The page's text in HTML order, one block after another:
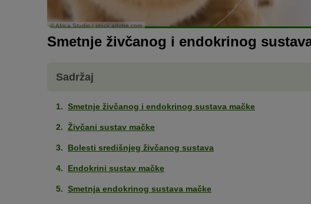
© Africa Studio / stock.adobe.com
Smetnje živčanog i endokrinog
Sadržaj
Smetnje živčanog i endokrinog sustava mačke
Živčani sustav mačke
Bolesti središnjeg živčanog sustava
Endokrini sustav mačke
Smetnja endokrinog sustava mačke